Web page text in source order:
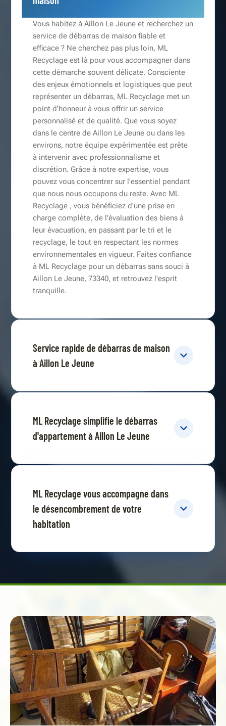
Vous habitez à Aillon Le Jeune et recherchez un
service de débarras de maison fiable et
efficace ? Ne cherchez pas plus loin, ML
Recyclage est là pour vous accompagner dans
cette démarche souvent délicate. Consciente
des enjeux émotionnels et logistiques que peut
représenter un débarras, ML Recyclage met un
point d'honneur à vous offrir un service
personnalisé et de qualité. Que vous soyez
dans le centre de Aillon Le Jeune ou dans les
environs, notre équipe expérimentée est prête
à intervenir avec professionnalisme et
discrétion. Grâce à notre expertise, vous
pouvez vous concentrer sur l'essentiel pendant
que nous nous occupons du reste. Avec ML
Recyclage , vous bénéficiez d'une prise en
charge complète, de l'évaluation des biens à
leur évacuation, en passant par le tri et le
recyclage, le tout en respectant les normes
environnementales en vigueur. Faites confiance
à ML Recyclage pour un débarras sans souci à
Aillon Le Jeune, 73340, et retrouvez l'esprit
tranquille.
Service rapide de débarras de maison
à Aillon Le Jeune
ML Recyclage simplifie le débarras
d'appartement à Aillon Le Jeune
ML Recyclage vous accompagne dans
le désencombrement de votre
habitation